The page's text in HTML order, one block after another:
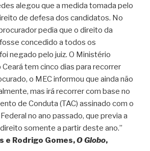
alegou que a medida tomada pelo
de defesa dos candidatos. No
pedia que o direito da
concedido a todos os
negado pelo juiz. O Ministério
Ceará tem cinco dias para recorrer
o MEC informou que ainda não
mas irá recorrer com base no
de Conduta (TAC) assinado com o
no ano passado, que previa a
somente a partir deste ano.”
e Rodrigo Gomes,O Globo,